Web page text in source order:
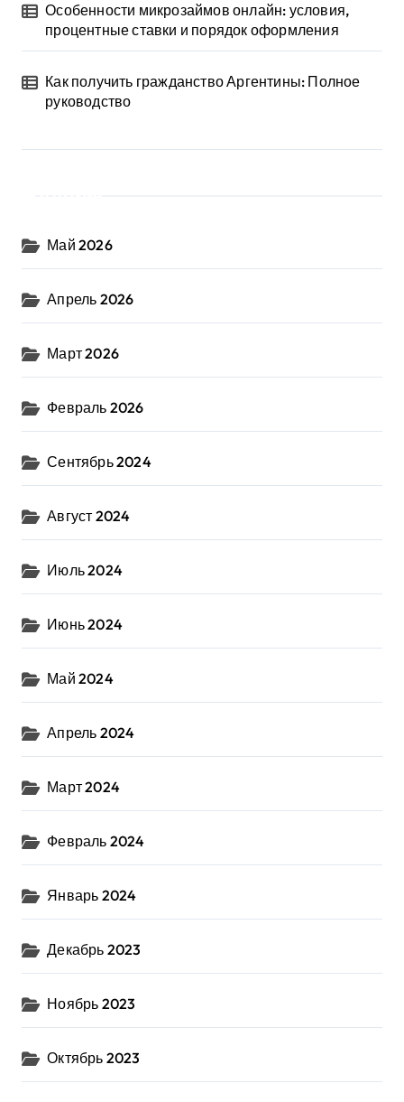
Особенности микрозаймов онлайн: условия,
процентные ставки и порядок оформления
Как получить гражданство Аргентины: Полное
руководство
Май 2026
Апрель 2026
Март 2026
Февраль 2026
Сентябрь 2024
Август 2024
Июль 2024
Июнь 2024
Май 2024
Апрель 2024
Март 2024
Февраль 2024
Январь 2024
Декабрь 2023
Ноябрь 2023
Октябрь 2023